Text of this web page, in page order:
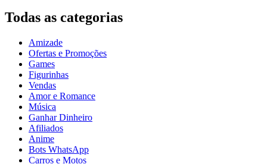
Todas as categorias
Amizade
Ofertas e Promoções
Games
Figurinhas
Vendas
Amor e Romance
Música
Ganhar Dinheiro
Afiliados
Anime
Bots WhatsApp
Carros e Motos